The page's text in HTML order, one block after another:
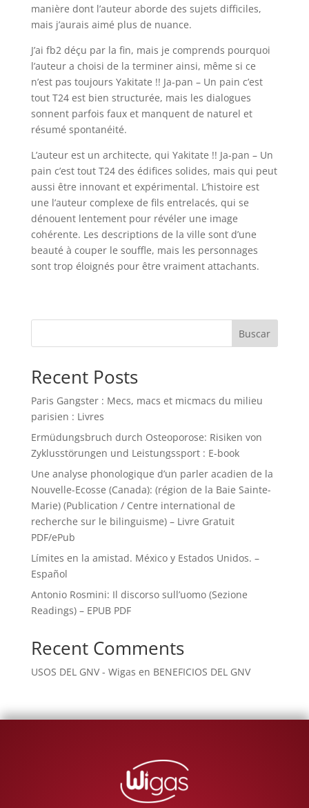
manière dont l’auteur aborde des sujets difficiles,
mais j’aurais aimé plus de nuance.
J’ai fb2 déçu par la fin, mais je comprends pourquoi
l’auteur a choisi de la terminer ainsi, même si ce
n’est pas toujours Yakitate !! Ja-pan – Un pain c’est
tout T24 est bien structurée, mais les dialogues
sonnent parfois faux et manquent de naturel et
résumé spontanéité.
L’auteur est un architecte, qui Yakitate !! Ja-pan – Un
pain c’est tout T24 des édifices solides, mais qui peut
aussi être innovant et expérimental. L’histoire est
une l’auteur complexe de fils entrelacés, qui se
dénouent lentement pour révéler une image
cohérente. Les descriptions de la ville sont d’une
beauté à couper le souffle, mais les personnages
sont trop éloignés pour être vraiment attachants.
Buscar
Recent Posts
Paris Gangster : Mecs, macs et micmacs du milieu
parisien : Livres
Ermüdungsbruch durch Osteoporose: Risiken von
Zyklusstörungen und Leistungssport : E-book
Une analyse phonologique d’un parler acadien de la
Nouvelle-Ecosse (Canada): (région de la Baie Sainte-
Marie) (Publication / Centre international de
recherche sur le bilinguisme) – Livre Gratuit
PDF/ePub
Límites en la amistad. México y Estados Unidos. –
Español
Antonio Rosmini: Il discorso sull’uomo (Sezione
Readings) – EPUB PDF
Recent Comments
USOS DEL GNV - Wigas en BENEFICIOS DEL GNV